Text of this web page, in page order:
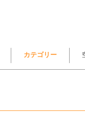
カテゴリー